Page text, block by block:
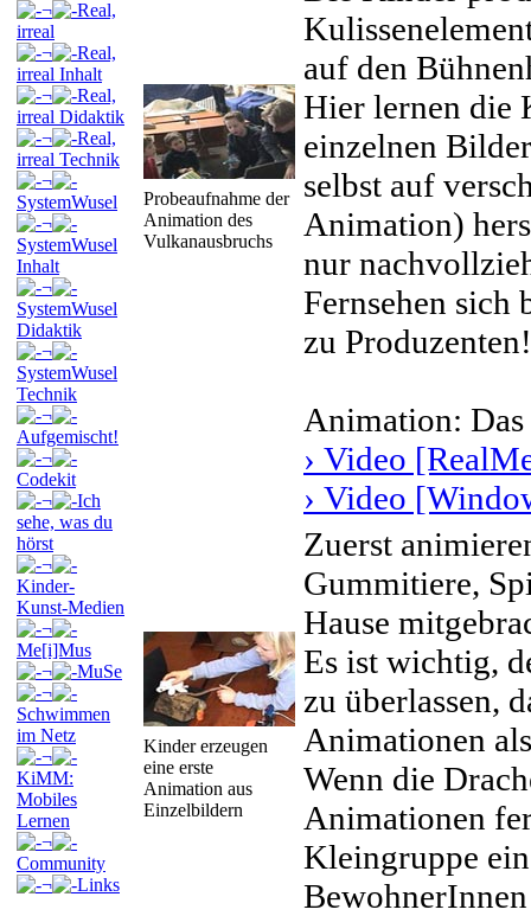
¬
Real,
irreal
¬
Real,
irreal Inhalt
¬
Real,
irreal Didaktik
¬
Real,
irreal Technik
¬
SystemWusel
¬
SystemWusel
Inhalt
¬
SystemWusel
Didaktik
¬
SystemWusel
Technik
¬
Aufgemischt!
¬
Codekit
¬
Ich
sehe, was du
hörst
¬
Kinder-
Kunst-Medien
¬
Me[i]Mus
¬
MuSe
¬
Schwimmen
im Netz
¬
KiMM:
Mobiles
Lernen
¬
Community
¬
Links
Probeaufnahme der
Animation des
Vulkanausbruchs
auf den
Hier lernen die
einzelnen
selbst auf
Animation)
nur
Fernsehen sich
zu Produzenten!
Animation:
› Video
› Video
Kinder erzeugen
eine erste
Animation aus
Einzelbildern
Zuerst
Gummitiere,
Hause
Es ist wichtig,
zu überlassen,
Animationen
Wenn die
Animationen
Kleingruppe